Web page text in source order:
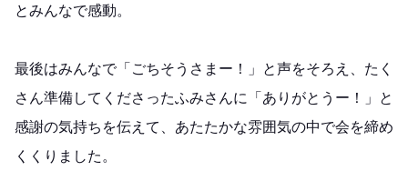
とみんなで感動。
最後はみんなで「ごちそうさまー！」と声をそろえ、たく
さん準備してくださったふみさんに「ありがとうー！」と
感謝の気持ちを伝えて、あたたかな雰囲気の中で会を締め
くくりました。